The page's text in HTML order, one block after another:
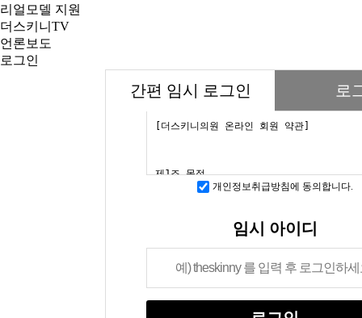
리얼모델 지원
더스키니TV
언론보도
로그인
간편 임시 로그인 로
개인정보취급방침에 동의합니다.
임시 아이디